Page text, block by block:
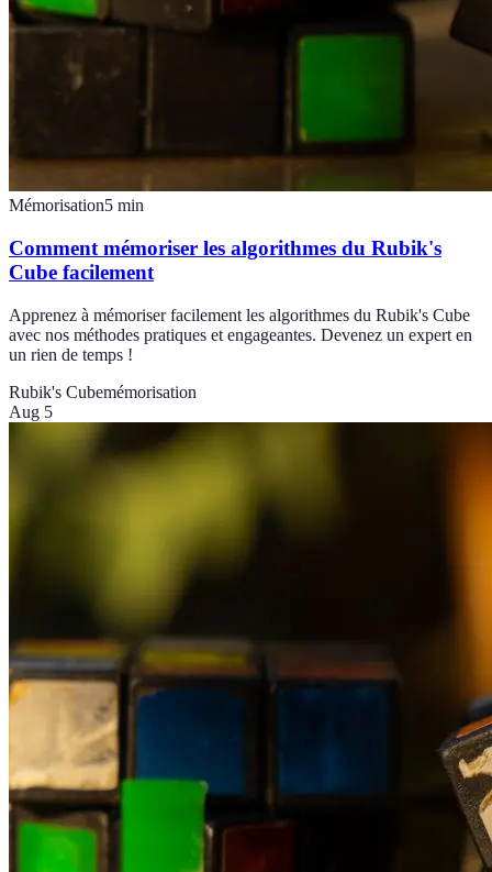
Mémorisation5 min
Comment mémoriser les algorithmes du Rubik's
Cube facilement
Apprenez à mémoriser facilement les algorithmes du Rubik's Cube
avec nos méthodes pratiques et engageantes. Devenez un expert en
un rien de temps !
Rubik's Cubemémorisation
Aug 5